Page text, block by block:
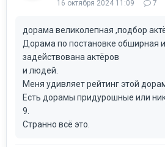
16 октября 2024 11:09 7
дорама великолепная ,подбор
Дорама по постановке обширная
задействована актёров
и людей.
Меня удивляет рейтинг этой
Есть дорамы придурошные или
9.
Странно всё это.